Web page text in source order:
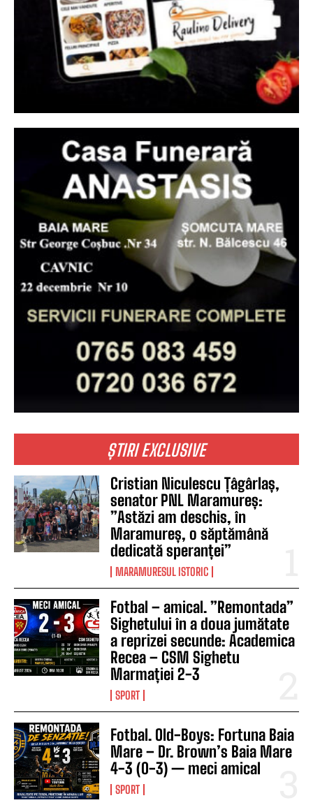
ȘTIRI EXCLUSIVE
Cristian Niculescu Țâgârlaș,
senator PNL Maramureș:
”Astăzi am deschis, în
Maramureș, o săptămână
dedicată speranței”
MARAMURESUL ISTORIC
Fotbal – amical. ”Remontada”
Sighetului în a doua jumătate
a reprizei secunde: Academica
Recea – CSM Sighetu
Marmației 2-3
SPORT
Fotbal. Old-Boys: Fortuna Baia
Mare – Dr. Brown’s Baia Mare
4-3 (0-3) — meci amical
SPORT